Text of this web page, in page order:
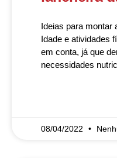
Ideias para montar
Idade e atividades
em conta, já que
necessidades
08/04/2022